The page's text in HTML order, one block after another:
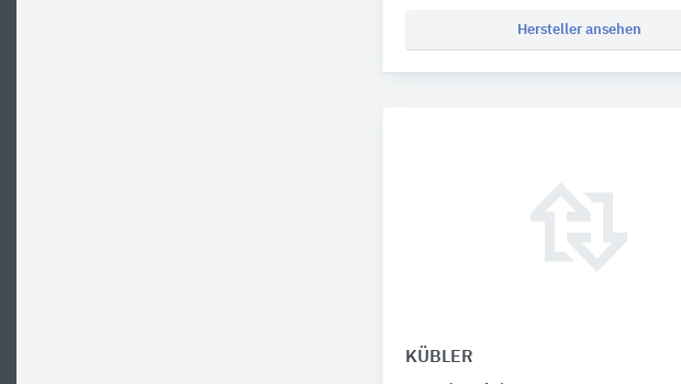
Hersteller ansehen
KÜBLER